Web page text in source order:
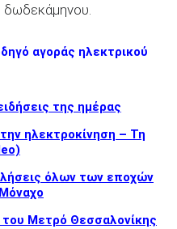
αγοράς ηλεκτρικού
της ημέρας
ηλεκτροκίνηση – Τη
όλων των εποχών
του Μετρό Θεσσαλονίκης